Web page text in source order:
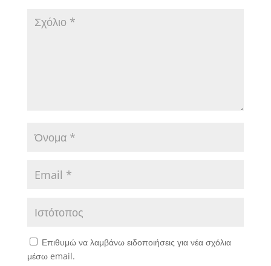
Επιθυμώ να λαμβάνω ειδοποιήσεις για νέα σχόλια
μέσω email.